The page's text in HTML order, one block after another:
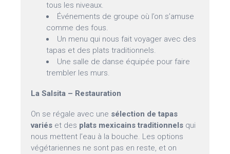
tous les niveaux.
Événements de groupe où l’on s’amuse
comme des fous.
Un menu qui nous fait voyager avec des
tapas et des plats traditionnels.
Une salle de danse équipée pour faire
trembler les murs.
La Salsita – Restauration
On se régale avec une sélection de tapas
variés et des plats mexicains traditionnels qui
nous mettent l’eau à la bouche. Les options
végétariennes ne sont pas en reste, et on